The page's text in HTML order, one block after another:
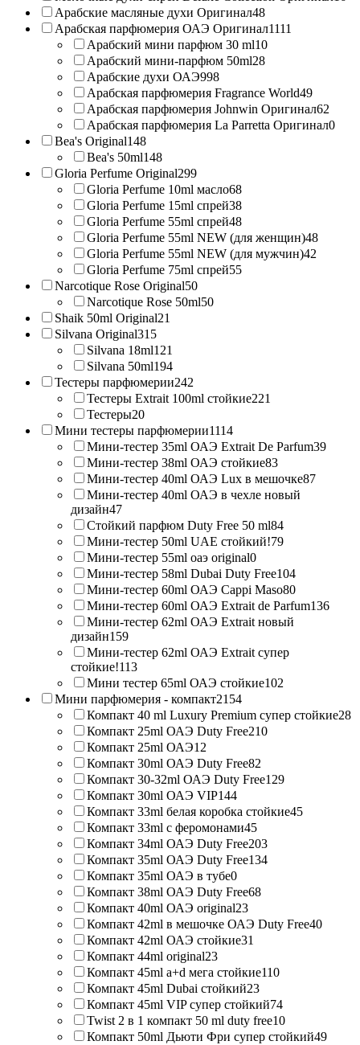
Арабские масляные духи Оригинал48
Арабская парфюмерия ОАЭ Оригинал1111
Арабский мини парфюм 30 ml10
Арабский мини-парфюм 50ml28
Арабские духи ОАЭ998
Арабская парфюмерия Fragrance World49
Арабская парфюмерия Johnwin Оригинал62
Арабская парфюмерия La Parretta Оригинал0
Bea's Original148
Bea's 50ml148
Gloria Perfume Original299
Gloria Perfume 10ml масло68
Gloria Perfume 15ml спрей38
Gloria Perfume 55ml спрей48
Gloria Perfume 55ml NEW (для женщин)48
Gloria Perfume 55ml NEW (для мужчин)42
Gloria Perfume 75ml спрей55
Narcotique Rose Original50
Narcotique Rose 50ml50
Shaik 50ml Original21
Silvana Original315
Silvana 18ml121
Silvana 50ml194
Тестеры парфюмерии242
Тестеры Extrait 100ml стойкие221
Тестеры20
Мини тестеры парфюмерии1114
Мини-тестер 35ml ОАЭ Extrait De Parfum39
Мини-тестер 38ml ОАЭ стойкие83
Мини-тестер 40ml ОАЭ Lux в мешочке87
Мини-тестер 40ml ОАЭ в чехле новый
дизайн47
Стойкий парфюм Duty Free 50 ml84
Мини-тестер 50ml UAE стойкий!79
Мини-тестер 55ml оаэ original0
Мини-тестер 58ml Dubai Duty Free104
Мини-тестер 60ml ОАЭ Cappi Maso80
Мини-тестер 60ml ОАЭ Extrait de Parfum136
Мини-тестер 62ml ОАЭ Extrait новый
дизайн159
Мини-тестер 62ml ОАЭ Extrait супер
стойкие!113
Мини тестер 65ml ОАЭ стойкие102
Мини парфюмерия - компакт2154
Компакт 40 ml Luxury Premium супер стойкие28
Компакт 25ml ОАЭ Duty Free210
Компакт 25ml ОАЭ12
Компакт 30ml ОАЭ Duty Free82
Компакт 30-32ml ОАЭ Duty Free129
Компакт 30ml ОАЭ VIP144
Компакт 33ml белая коробка стойкие45
Компакт 33ml с феромонами45
Компакт 34ml ОАЭ Duty Free203
Компакт 35ml ОАЭ Duty Free134
Компакт 35ml ОАЭ в тубе0
Компакт 38ml ОАЭ Duty Free68
Компакт 40ml ОАЭ original23
Компакт 42ml в мешочке ОАЭ Duty Free40
Компакт 42ml ОАЭ стойкие31
Компакт 44ml original23
Компакт 45ml a+d мега стойкие110
Компакт 45ml Dubai стойкий23
Компакт 45ml VIP супер стойкий74
Twist 2 в 1 компакт 50 ml duty free10
Компакт 50ml Дьюти Фри супер стойкий49